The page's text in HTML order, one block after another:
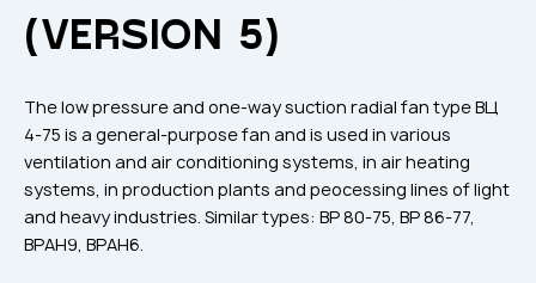
Flame arresters
Ventilation grilles
Ventilation articles
Filtres
Accessory components
Горнодобывающая отрасль
(VERSION 5)
The low pressure and one-way suction radial fan type ВЦ
4-75 is a general-purpose fan and is used in various
ventilation and air conditioning systems, in air heating
systems, in production plants and peocessing lines of light
and heavy industries. Similar types: ВР 80-75, ВР 86-77,
ВРАН9, ВРАН6.